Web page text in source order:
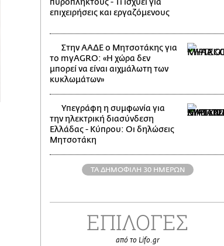
πυρόπληκτους - Τι ισχύει για
επιχειρήσεις και εργαζόμενους
Στην ΑΑΔΕ ο Μητσοτάκης για
το myAGRO: «Η χώρα δεν
μπορεί να είναι αιχμάλωτη των
κυκλωμάτων»
Υπεγράφη η συμφωνία για
την ηλεκτρική διασύνδεση
Ελλάδας - Κύπρου: Οι δηλώσεις
Μητσοτάκη
ΤΑ ΔΗΜΟΦΙΛΗ 30 ΗΜΕΡΩΝ
ΕΠΙΛΟΓΕΣ
από το Lifo.gr